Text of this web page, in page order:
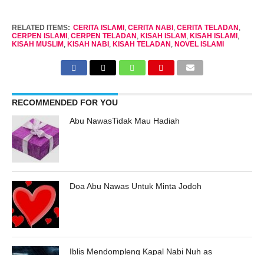
RELATED ITEMS: CERITA ISLAMI, CERITA NABI, CERITA TELADAN
CERPEN ISLAMI, CERPEN TELADAN KISAH ISLAM, KISAH ISLAMI,
KISAH MUSLIM, KISAH NABI, KISAH TELADAN NOVEL ISLAMI
RECOMMENDED FOR YOU
Abu NawasTidak Mau Hadiah
Doa Abu Nawas Untuk Minta Jodoh
Iblis Mendompleng Kapal Nabi Nuh as